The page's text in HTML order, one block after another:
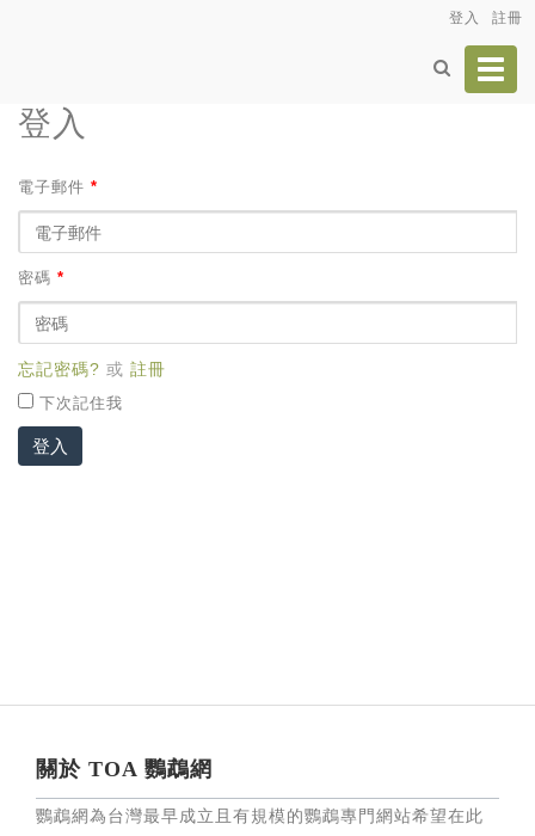
登入 註冊
登入
電子郵件 *
密碼 *
忘記密碼? 或 註冊
下次記住我
登入
關於 TOA 鸚鵡網
鸚鵡網為台灣最早成立且有規模的鸚鵡專門網站希望在此